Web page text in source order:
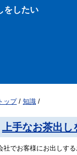
をしたい
ップ/ 知識 /
上手なお茶出し
社でお客様にお出しす